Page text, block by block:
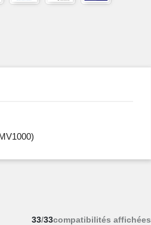
33/33compatibilités affichées